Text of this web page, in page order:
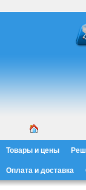
Товары и цены
Оплата и доставка